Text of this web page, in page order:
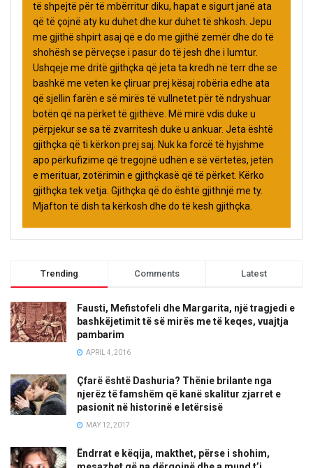
të shpejtë për të mbërritur diku, hapat e sigurt janë ata
që të çojnë aty ku duhet dhe kur duhet të shkosh. Jepu
me gjithë shpirt asaj që e do me gjithë zemër dhe do të
shohësh se përveçse i pasur do të jesh dhe i lumtur.
Ushqeje me dritë gjithçka që jeta ta kredh në terr dhe se
bashkë me veten ke çliruar prej kësaj robëria edhe ata
që sjellin farën e së mirës të vullnetet për të ndryshuar
botën që na përket të gjithëve. Më mirë vdis duke u
përpjekur se sa të zvarritesh duke u ankuar. Jeta është
gjithçka që ti kërkon prej saj. Nuk ka forcë të hyjshme
apo përkufizime që tregojnë udhën e së vërtetës, jetën
e merituar, zotërimin e gjithçkasë që të përket. Kërko
gjithçka tek vetja. Gjithçka që do është gjithnjë me ty.
Mjafton të dish ta kërkosh dhe do të kesh gjithçka.
Trending Comments Latest
Fausti, Mefistofeli dhe Margarita, një tragjedi e
bashkëjetimit të së mirës me të keqes, vuajtja
pambarim
APRIL 4, 2016
Çfarë është Dashuria? Thënie brilante nga
njerëz të famshëm që kanë skalitur zjarret e
pasionit në historinë e letërsisë
MAY 12, 2017
Ëndrrat e këqija, makthet, përse i shohim,